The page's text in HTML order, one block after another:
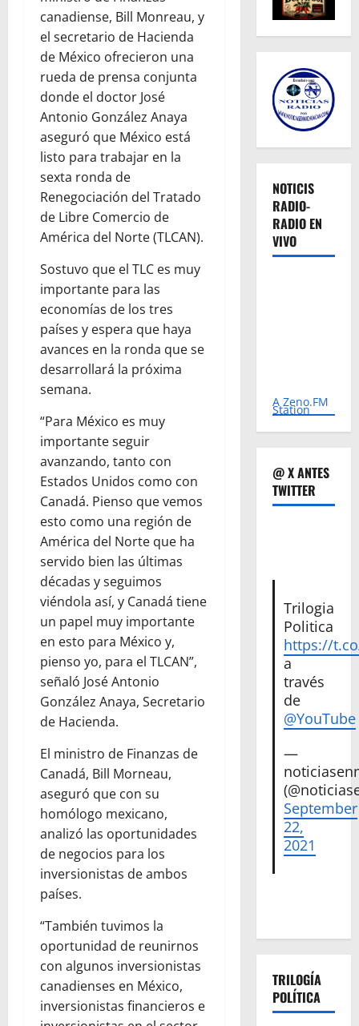
canadiense, Bill Monreau, y
el secretario de Hacienda
de México ofrecieron una
rueda de prensa conjunta
donde el doctor José
Antonio González Anaya
aseguró que México está
listo para trabajar en la
sexta ronda de
Renegociación del Tratado
de Libre Comercio de
América del Norte (TLCAN).
Sostuvo que el TLC es muy
importante para las
economías de los tres
países y espera que haya
avances en la ronda que se
desarrollará la próxima
semana.
“Para México es muy
importante seguir
avanzando, tanto con
Estados Unidos como con
Canadá. Pienso que vemos
esto como una región de
América del Norte que ha
servido bien las últimas
décadas y seguimos
viéndola así, y Canadá tiene
un papel muy importante
en esto para México y,
pienso yo, para el TLCAN”,
señaló José Antonio
González Anaya, Secretario
de Hacienda.
El ministro de Finanzas de
Canadá, Bill Morneau,
aseguró que con su
homólogo mexicano,
analizó las oportunidades
de negocios para los
inversionistas de ambos
países.
“También tuvimos la
oportunidad de reunirnos
con algunos inversionistas
canadienses en México,
inversionistas financieros e
NOTICIS
RADIO-
RADIO EN
VIVO
A Zeno.FM
Station
@ X ANTES
TWITTER
Trilogia
Politica
https://
a
través
de
@YouTube
—
September
22,
2021
TRILOGÍA
POLÍTICA